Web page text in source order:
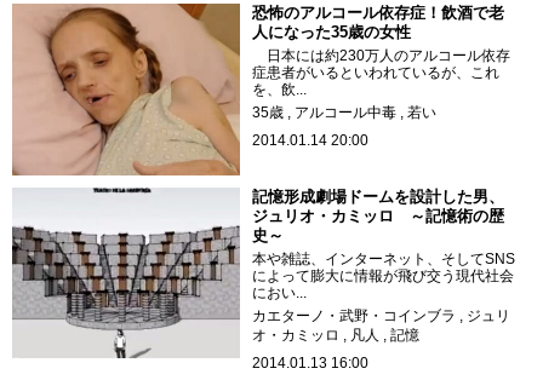
恐怖のアルコール依存症！飲酒で老
人になった35歳の女性
日本には約230万人のアルコール依存
症患者がいるといわれているが、これ
を、飲...
35歳
アルコール中毒
若い
2014.01.14 20:00
記憶形成劇場ドームを設計した男、
ジュリオ・カミッロ ～記憶術の歴
史～
本や雑誌、インターネット、そしてSNS
によって膨大に情報が飛び交う現代社会
におい...
カエターノ・武野・コインブラ
ジュリ
オ・カミッロ
凡人
記憶
2014.01.13 16:00